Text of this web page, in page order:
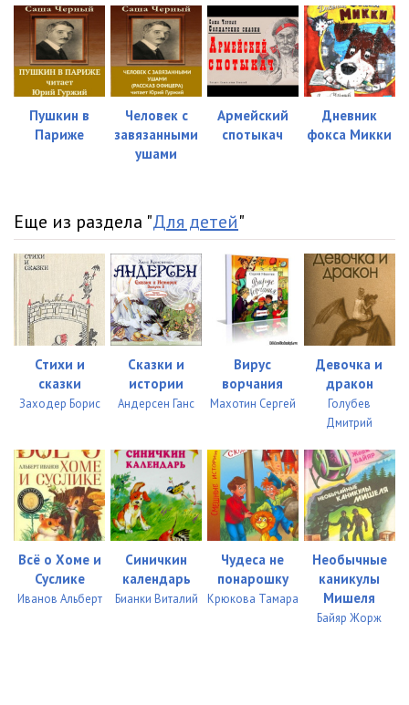
Пушкин в
Париже
Человек с
завязанными
ушами
Армейский
спотыкач
Дневник
фокса Микки
Еще из раздела "Для детей"
Стихи и
сказки
Заходер Борис
Сказки и
истории
Андерсен Ганс
Вирус
ворчания
Махотин Сергей
Девочка и
дракон
Голубев
Дмитрий
Всё о Хоме и
Суслике
Иванов Альберт
Синичкин
календарь
Бианки Виталий
Чудеса не
понарошку
Крюкова Тамара
Необычные
каникулы
Мишеля
Байяр Жорж